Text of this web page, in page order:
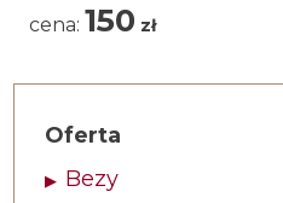
Oferta
Bezy
cena: 150 zł